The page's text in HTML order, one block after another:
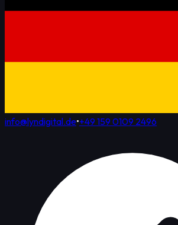
info@lyndigital.de•+49 159 0109 2496